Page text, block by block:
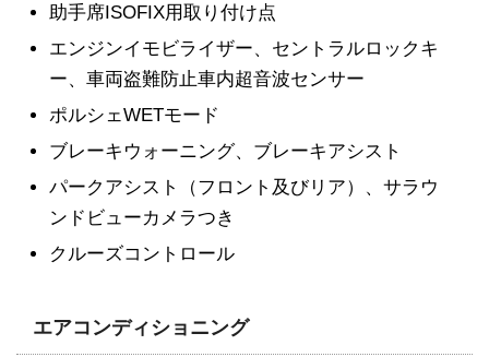
助手席ISOFIX用取り付け点
エンジンイモビライザー、セントラルロックキ
ー、車両盗難防止車内超音波センサー
ポルシェWETモード
ブレーキウォーニング、ブレーキアシスト
パークアシスト（フロント及びリア）、サラウ
ンドビューカメラつき
クルーズコントロール
エアコンディショニング